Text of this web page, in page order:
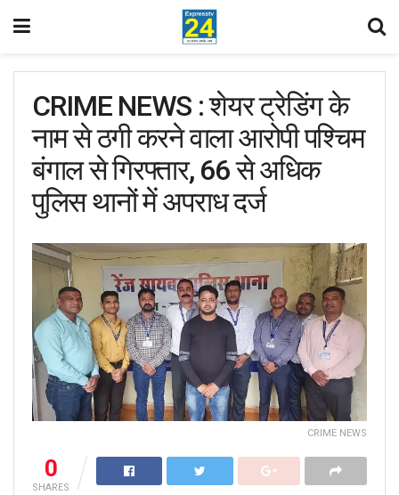
CRIME NEWS : शेयर ट्रेडिंग के
नाम से ठगी करने वाला आरोपी पश्चिम
बंगाल से गिरफ्तार, 66 से अधिक
पुलिस थानों में अपराध दर्ज
CRIME NEWS
0
SHARES